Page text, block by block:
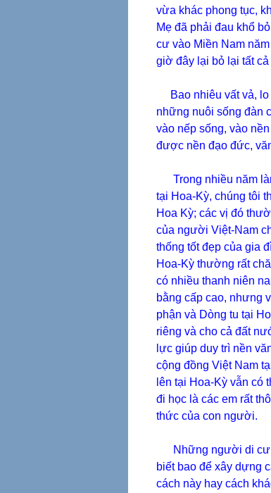
vừa khác phong tục,
Mẹ đã phải đau khổ
cư vào Miền Nam
giờ đây lại bỏ lại tất
Bao nhiêu vất vả, lo
những nuôi sống đàn
vào nếp sống, vào
được nền đạo đức,
Trong nhiều năm
tại Hoa-Kỳ, chúng tôi
Hoa Kỳ; các vị đó
của người Việt-Nam
thống tốt đẹp của gia
Hoa-Kỳ thường rất
có nhiều thanh niên
bằng cấp cao, nhưng
phận và Dòng tu tại
riêng và cho cả đất
lực giúp duy trì nền
cộng đồng Việt Nam
lên tại Hoa-Kỳ vẫn có
đi học là các em rất
thức của con người.
Những người di cư
biết bao để xây dựng
cách này hay cách